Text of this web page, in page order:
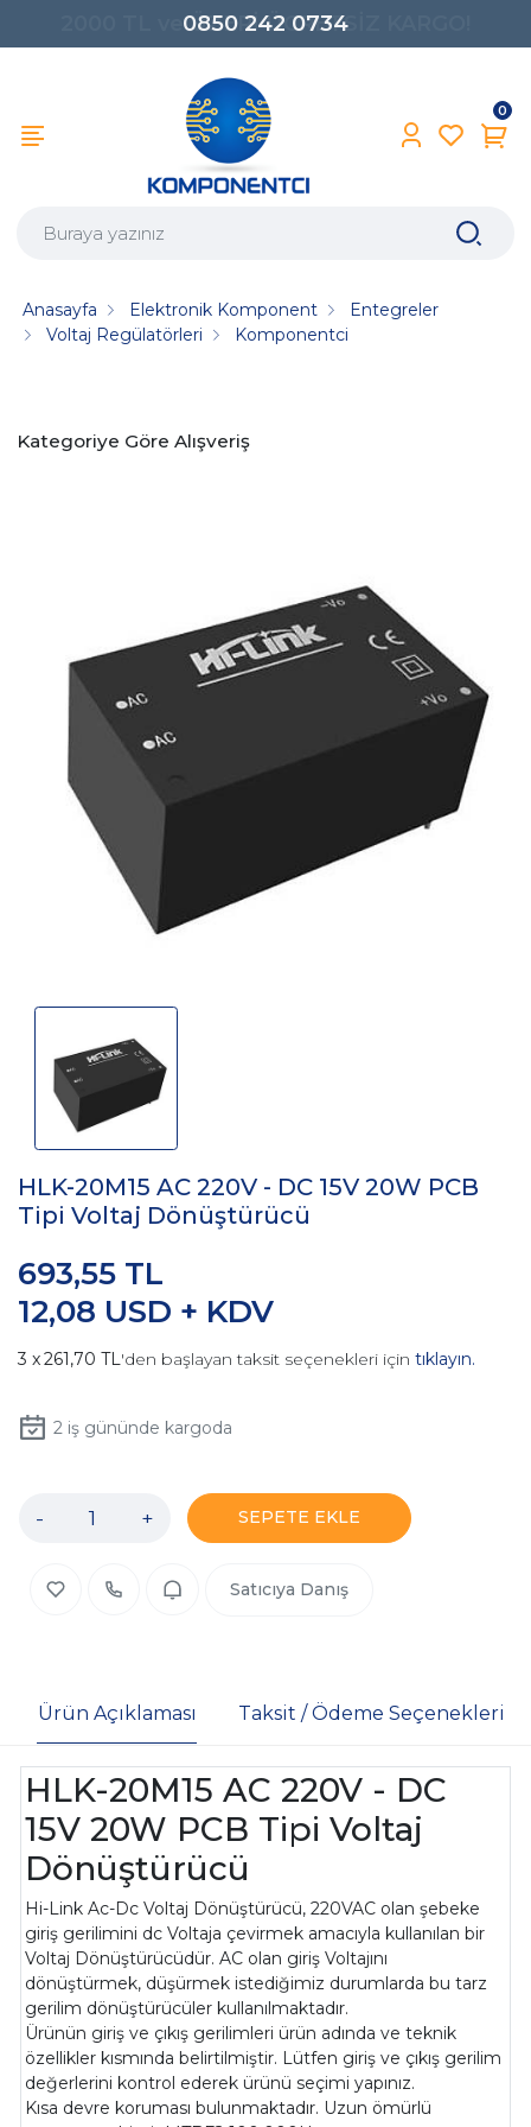
0850 242 0734
0
Anasayfa Elektronik Komponent
Entegreler
Voltaj Regülatörleri
Komponentci
Kategoriye Göre Alışveriş
HLK-20M15 AC 220V - DC 15V 20W PCB
Tipi Voltaj Dönüştürücü
12,08 USD + KDV
693,55 TL
261,70 TL'den başlayan taksit seçenekleri için tıklayın.
2iş gününde kargoda
- + SEPETE EKLE
Satıcıya Danış
Ürün Açıklaması Taksit / Ödeme Seçenekleri
HLK-20M15 AC 220V - DC
15V 20W PCB Tipi Voltaj
Dönüştürücü
Hi-Link Ac-Dc Voltaj Dönüştürücü, 220VAC olan şebeke
giriş gerilimini dc Voltaja çevirmek amacıyla kullanılan bir
Voltaj Dönüştürücüdür. AC olan giriş Voltajını
dönüştürmek, düşürmek istediğimiz durumlarda bu tarz
gerilim dönüştürücüler kullanılmaktadır.
Ürünün giriş ve çıkış gerilimleri ürün adında ve teknik
özellikler kısmında belirtilmiştir. Lütfen giriş ve çıkış gerilim
değerlerini kontrol ederek ürünü seçimi yapınız.
Kısa devre koruması bulunmaktadır. Uzun ömürlü